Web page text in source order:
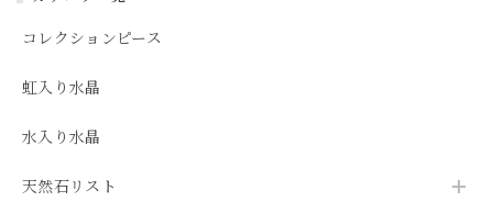
コレクションピース
虹入り水晶
水入り水晶
天然石リスト